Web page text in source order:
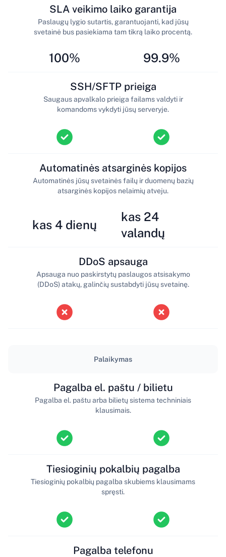
100%
SLA veikimo laiko garantija
Paslaugų lygio sutartis, garantuojanti, kad jūsų
svetainė bus pasiekiama tam tikrą laiko procentą.
99.9%
SSH/SFTP prieiga
Saugaus apvalkalo prieiga failams valdyti ir
komandoms vykdyti jūsų serveryje.
kas 4 dienų
Automatinės atsarginės kopijos
Automatinės jūsų svetainės failų ir duomenų bazių
atsarginės kopijos nelaimių atveju.
kas 24
valandų
DDoS apsauga
Apsauga nuo paskirstytų paslaugos atsisakymo
(DDoS) atakų, galinčių sustabdyti jūsų svetainę.
Palaikymas
Pagalba el. paštu / bilietu
Pagalba el. paštu arba bilietų sistema techniniais
klausimais.
Tiesioginių pokalbių pagalba
Tiesioginių pokalbių pagalba skubiems klausimams
spręsti.
Pagalba telefonu